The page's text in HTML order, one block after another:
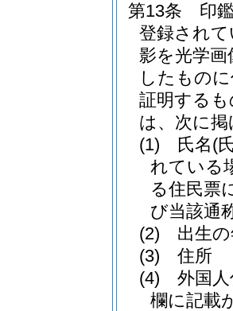
第13条
印
登録され
影を光学
したもの
証明する
は、次に
(1)
氏名(
れている
る住民票
び当該通
(2)
出生
(3)
住所
(4)
外国
欄に記載